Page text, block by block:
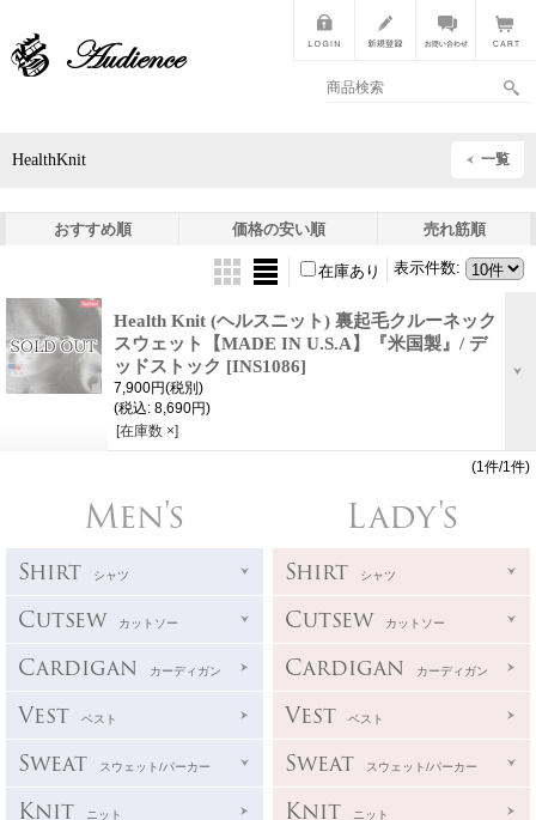
HealthKnit 一覧
おすすめ順 価格の安い順 売れ筋順
表示件数:
在庫あり
Health Knit (ヘルスニット) 裏起毛クルーネック
スウェット【MADE IN U.S.A】『米国製』/ デ
ッドストック [INS1086]
7,900円(税別)
(税込: 8,690円)
[在庫数 ×]
(1件/1件)
Men's
Shirt シャツ
Cutsew カットソー
Cardigan カーディガン
Vest ベスト
Sweat スウェット/パーカー
Knit ニット
Lady's
Shirt シャツ
Cutsew カットソー
Cardigan カーディガン
Vest ベスト
Sweat スウェット/パーカー
Knit ニット